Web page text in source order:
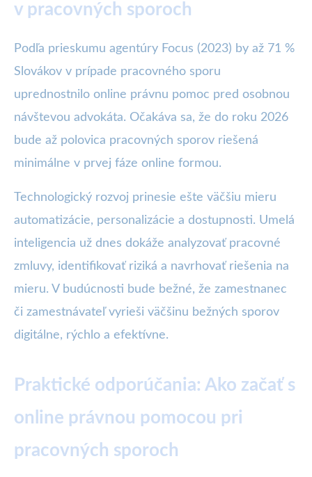
v pracovných sporoch
Podľa prieskumu agentúry Focus (2023) by až 71 %
Slovákov v prípade pracovného sporu
uprednostnilo online právnu pomoc pred osobnou
návštevou advokáta. Očakáva sa, že do roku 2026
bude až polovica pracovných sporov riešená
minimálne v prvej fáze online formou.
Technologický rozvoj prinesie ešte väčšiu mieru
automatizácie, personalizácie a dostupnosti. Umelá
inteligencia už dnes dokáže analyzovať pracovné
zmluvy, identifikovať riziká a navrhovať riešenia na
mieru. V budúcnosti bude bežné, že zamestnanec
či zamestnávateľ vyrieši väčšinu bežných sporov
digitálne, rýchlo a efektívne.
Praktické odporúčania: Ako začať s
online právnou pomocou pri
pracovných sporoch